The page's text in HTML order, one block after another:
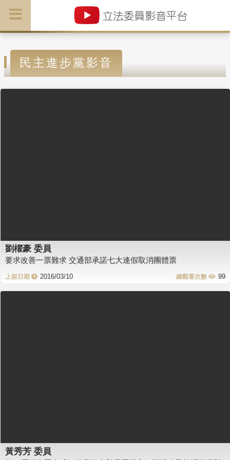
民主進步黨影音
劉櫂豪 委員
要求改善一票難求 交通部承諾七大連假取消團體票
2016/03/10 99
黃秀芳 委員